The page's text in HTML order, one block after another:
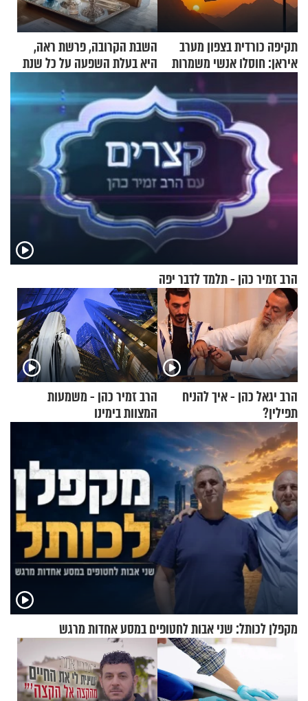
תקיפה כורדית בצפון מערב
איראן: חוסלו אנשי משמרות
השבת הקרובה, פרשת ראה,
היא בעלת השפעה על כל שנת
תשפ"ז
הרב זמיר כהן - תלמד לדבר יפה
הרב יגאל כהן - איך להניח
תפילין?
הרב זמיר כהן - משמעות
המצוות בימינו
מקפלן לכותל: שני אבות לחטופים במסע אחדות מרגש